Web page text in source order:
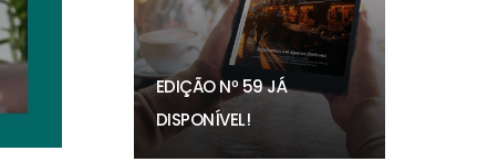
EDIÇÃO Nº 59 JÁ
DISPONÍVEL!